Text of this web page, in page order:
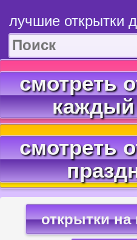
лучшие открытки
смотреть
каждый
смотреть
открытки